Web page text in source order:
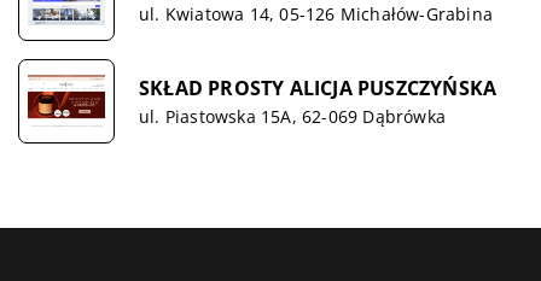
ul. Kwiatowa 14, 05-126 Michałów-Grabina
SKŁAD PROSTY ALICJA PUSZCZYŃSKA
ul. Piastowska 15A, 62-069 Dąbrówka